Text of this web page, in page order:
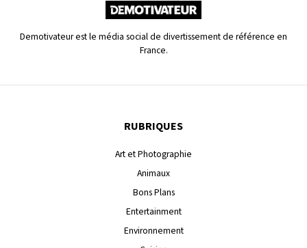
Demotivateur est le média social de divertissement de référence en
France.
RUBRIQUES
Art et Photographie
Animaux
Bons Plans
Entertainment
Environnement